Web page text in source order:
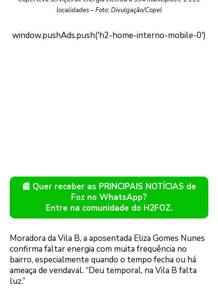
localidades – Foto: Divulgação/Copel
📰 Quer receber as PRINCIPAIS NOTÍCIAS de
Foz no WhatsApp?
Entre na comunidade do H2FOZ.
Moradora da Vila B, a aposentada Eliza Gomes Nunes
confirma faltar energia com muita frequência no
bairro, especialmente quando o tempo fecha ou há
ameaça de vendaval. “Deu temporal, na Vila B falta
luz.”